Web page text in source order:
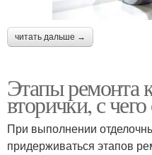
читать дальше →
Этапы ремонта
вторички, с
При выполнении
придерживаться этапов